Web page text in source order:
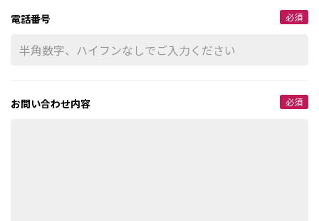
電話番号 必須
お問い合わせ内容 必須